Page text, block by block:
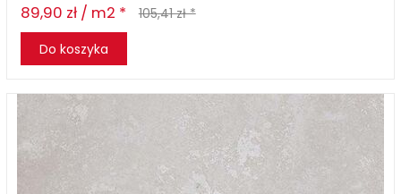
89,90 zł / m2 *
105,41 zł *
Do koszyka